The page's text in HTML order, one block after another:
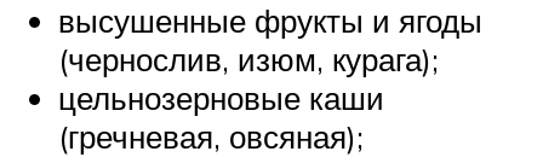
высушенные фрукты и ягоды
(чернослив, изюм, курага);
цельнозерновые каши
(гречневая, овсяная);